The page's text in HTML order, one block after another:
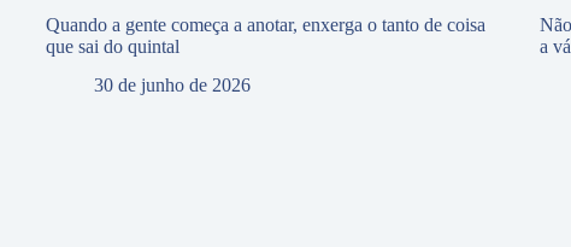
Quando a gente começa a anotar, enxerga o tanto de coisa
que sai do quintal
30 de junho de 2026
a